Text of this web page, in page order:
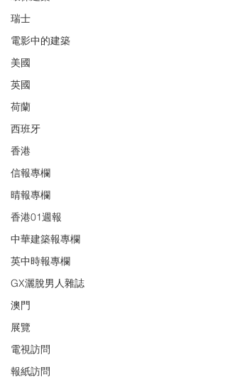
瑞士
電影中的建築
美國
英國
荷蘭
西班牙
香港
信報專欄
晴報專欄
香港01週報
中華建築報專欄
英中時報專欄
GX灑脫男人雜誌
澳門
展覽
電視訪問
報紙訪問